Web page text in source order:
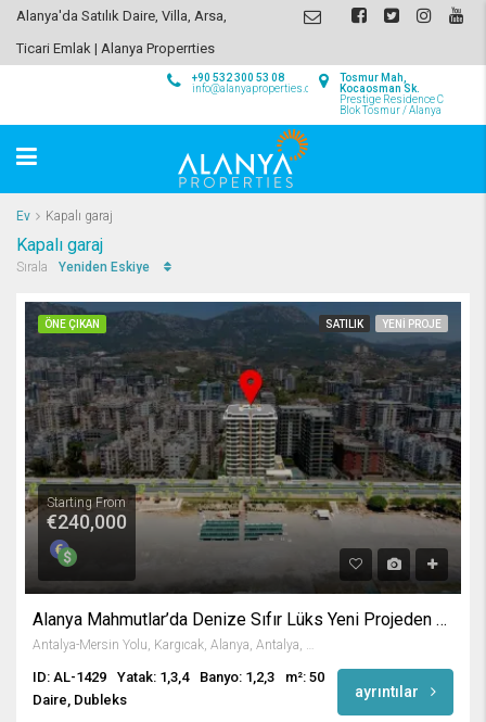
Alanya'da Satılık Daire, Villa, Arsa,
Ticari Emlak | Alanya Properrties
Tosmur Mah,
Kocaosman Sk.
Prestige Residence C
Blok Tosmur / Alanya
+90 532 300 53 08
info@alanyaproperties.com
Ev Kapalı garaj
Kapalı garaj
Sırala Yeniden Eskiye
ÖNE ÇIKAN SATILIK YENI PROJE
Starting From
€240,000
Alanya Mahmutlar’da Denize Sıfır Lüks Yeni Projeden Daireler
Antalya-Mersin Yolu, Kargıcak, Alanya, Antalya, Akdeniz Bölgesi, 07455, Türkiye
ID: AL-1429 Yatak: 1,3,4 Banyo: 1,2,3
m²: 50
Daire, Dubleks
ayrıntılar